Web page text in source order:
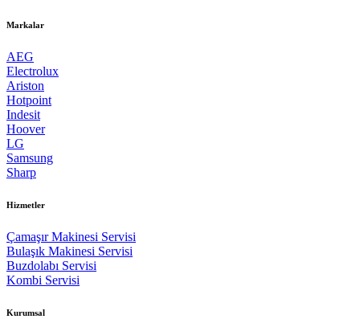
Markalar
AEG
Electrolux
Ariston
Hotpoint
Indesit
Hoover
LG
Samsung
Sharp
Hizmetler
Çamaşır Makinesi Servisi
Bulaşık Makinesi Servisi
Buzdolabı Servisi
Kombi Servisi
Kurumsal